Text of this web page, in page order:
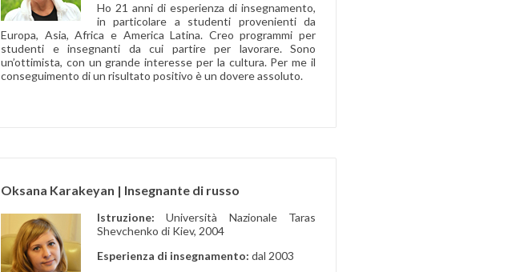
Ho 21 anni di esperienza di insegnamento,
in particolare a studenti provenienti da
Europa, Asia, Africa e America Latina. Creo programmi per
studenti e insegnanti da cui partire per lavorare. Sono
un’ottimista, con un grande interesse per la cultura. Per me il
conseguimento di un risultato positivo è un dovere assoluto.
Oksana Karakeyan | Insegnante di russo
Istruzione:Università Nazionale Taras
Shevchenko di Kiev, 2004
Esperienza di insegnamento: dal 2003